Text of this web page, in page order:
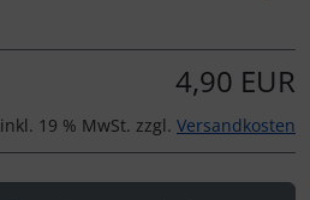
4,90 EUR
inkl. 19 % MwSt. zzgl. Versandkosten